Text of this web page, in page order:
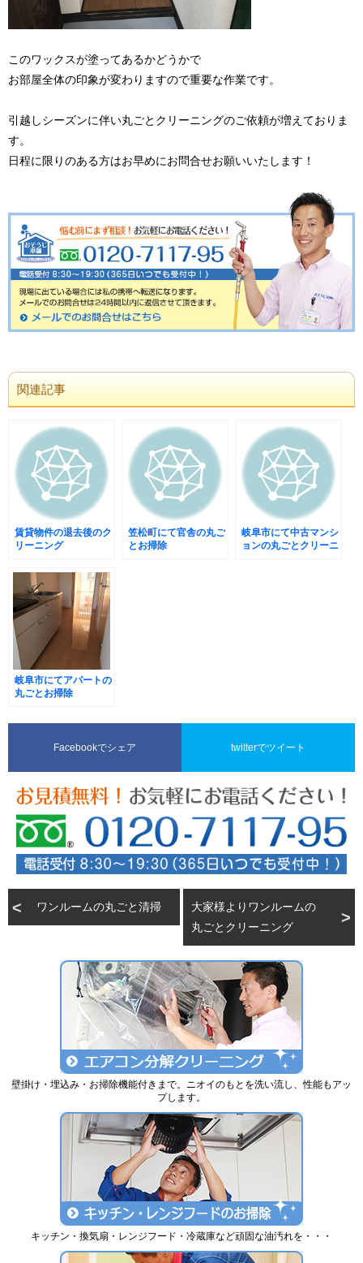
このワックスが塗ってあるかどうかで
お部屋全体の印象が変わりますので重要な作業です。
引越しシーズンに伴い丸ごとクリーニングのご依頼が増えておりま
す。
日程に限りのある方はお早めにお問合せお願いいたします！
関連記事
賃貸物件の退去後のク
リーニング
笠松町にて官舎の丸ご
とお掃除
岐阜市にて中古マンシ
ョンの丸ごとクリーニ
岐阜市にてアパートの
丸ごとお掃除
Facebookでシェア twitterでツイート
ワンルームの丸ごと清掃
大家様よりワンルームの
丸ごとクリーニング
壁掛け・埋込み・お掃除機能付きまで。ニオイのもとを洗い流し、性能もアッ
プします。
キッチン・換気扇・レンジフード・冷蔵庫など頑固な油汚れを・・・